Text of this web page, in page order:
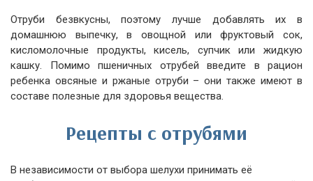
Отруби безвкусны, поэтому лучше добавлять их в
домашнюю выпечку, в овощной или фруктовый сок,
кисломолочные продукты, кисель, супчик или жидкую
кашку. Помимо пшеничных отрубей введите в рацион
ребенка овсяные и ржаные отруби – они также имеют в
составе полезные для здоровья вещества.
Рецепты с отрубями
В независимости от выбора шелухи принимать её